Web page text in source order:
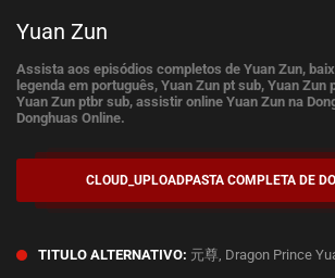
Yuan Zun
Assista aos episódios completos de Yuan Zun,
legenda em português, Yuan Zun pt sub, Yuan Zun
Yuan Zun ptbr sub, assistir online Yuan Zun na
Donghuas Online.
CLOUD_UPLOADPASTA COMPLETA DE
TITULO ALTERNATIVO: 元尊, Dragon Prince